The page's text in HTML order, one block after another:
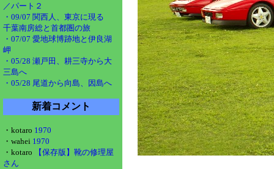
／パート２
・09/07 関西人、東京に現る
千葉南房総と首都圏の旅
・07/07 愛地球博跡地と伊良湖
岬
・05/28 瀬戸田、耕三寺から大
三島へ
・05/28 尾道から向島、因島へ
新着コメント
・kotaro 1970
・wahei 1970
・kotaro
【保存版】靴の修理屋
さん